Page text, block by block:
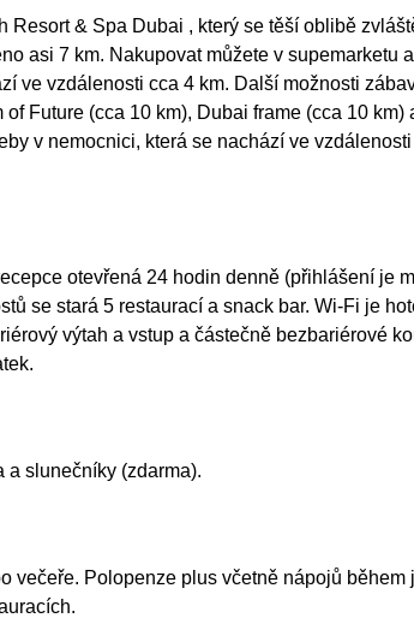
& Spa Dubai , který se těší oblibě
asi 7 km. Nakupovat můžete v
ve vzdálenosti cca 4 km. Další možnosti
Future (cca 10 km), Dubai frame (cca 10
v nemocnici, která se nachází ve
otevřená 24 hodin denně (přihlášení je
se stará 5 restaurací a snack bar. Wi-Fi je
výtah a vstup a částečně bezbariérové
a slunečníky (zdarma).
večeře. Polopenze plus včetně nápojů